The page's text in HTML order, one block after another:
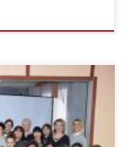
ДО Бондарского